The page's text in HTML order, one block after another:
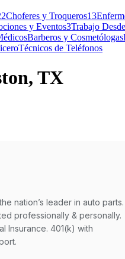
Choferes y Troqueros13
y Eventos3Trabajo
Barberos y Cosmetólogas
Técnicos de Teléfonos
TX